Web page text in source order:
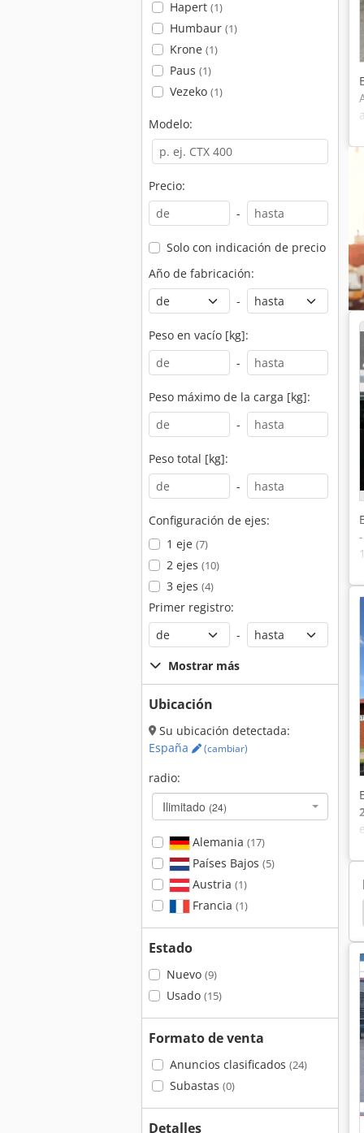
Hapert (1)
Humbaur (1)
Krone (1)
Paus (1)
Vezeko (1)
Modelo:
Precio:
-
Solo con indicación de precio
Año de fabricación:
-
Peso en vacío [kg]:
-
Peso máximo de la carga [kg]:
-
Peso total [kg]:
-
Configuración de ejes:
1 eje (7)
2 ejes (10)
3 ejes (4)
Primer registro:
-
Mostrar más
Ubicación
Su ubicación detectada:
España
(cambiar)
radio:
Ilimitado (24)
Alemania (17)
Países Bajos (5)
Austria (1)
Francia (1)
Estado
Nuevo (9)
Usado (15)
Formato de venta
Anuncios clasificados (24)
Subastas (0)
Detalles